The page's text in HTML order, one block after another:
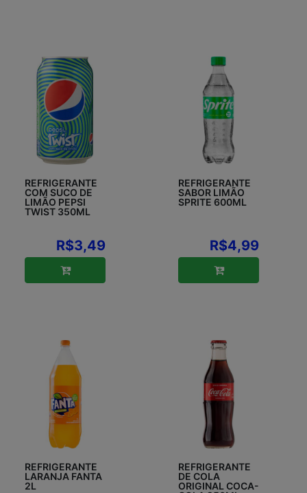
REFRIGERANTE
COM SUCO DE
LIMÃO PEPSI
TWIST 350ML
R$3,49
REFRIGERANTE
SABOR LIMÃO
SPRITE 600ML
R$4,99
REFRIGERANTE
LARANJA FANTA
2L
REFRIGERANTE
DE COLA
ORIGINAL COCA-